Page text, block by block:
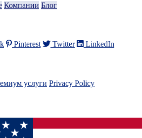
Компании Блог
Pinterest Twitter LinkedIn
услуги Privacy Policy